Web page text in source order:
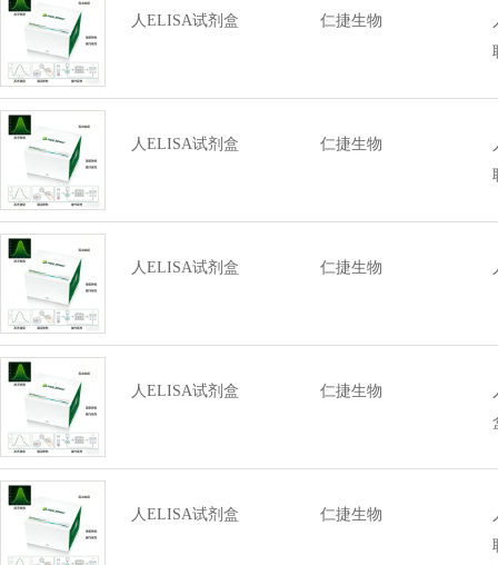
人ELISA试剂盒 仁捷生物
人ELISA试剂盒 仁捷生物
人ELISA试剂盒 仁捷生物
人ELISA试剂盒 仁捷生物
人ELISA试剂盒 仁捷生物